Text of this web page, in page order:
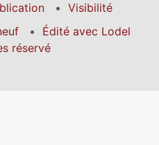
Visibilité
Édité avec Lodel
réservé